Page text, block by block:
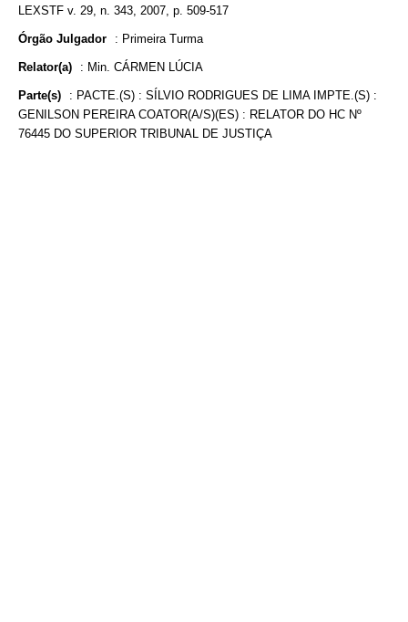
LEXSTF v. 29, n. 343, 2007, p. 509-517
Órgão Julgador : Primeira Turma
Relator(a) : Min. CÁRMEN LÚCIA
Parte(s) : PACTE.(S) : SÍLVIO RODRIGUES DE LIMA IMPTE.(S) :
GENILSON PEREIRA COATOR(A/S)(ES) : RELATOR DO HC Nº
76445 DO SUPERIOR TRIBUNAL DE JUSTIÇA